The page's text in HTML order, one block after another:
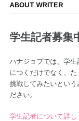
ABOUT WRITER
学生記者募集
ハナジョブでは、学
につくだけでなく、
挑戦してみたいとい
ださい。
学生記者について詳し